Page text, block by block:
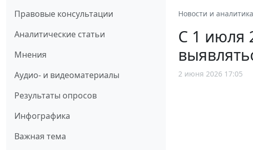
Правовые консультации
Аналитические статьи
Мнения
Аудио- и видеоматериалы
Результаты опросов
Инфографика
Важная тема
Новости и аналитика
С 1 июля
2 июня 2026 17:05